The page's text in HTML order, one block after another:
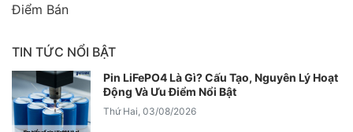
Điểm Bán
TIN TỨC NỔI BẬT
Pin LiFePO4 Là Gì? Cấu Tạo, Nguyên Lý Hoạt
Động Và Ưu Điểm Nổi Bật
Thứ Hai, 03/08/2026